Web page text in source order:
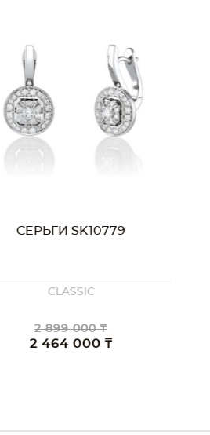
SK10779
CLASSIC
2 899 000 ₸
464 000 ₸